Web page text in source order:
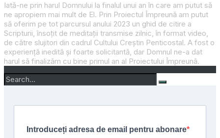
Iată-ne prin harul Domnului la finalul unui an în care am putut să
ne apropiem mai mult de El. Prin Proiectul Împreună am putut
să oferim pe tot parcursul anului 2023 un ghid de citire a
Scripturii, însoțit de meditații transmise zilnic, în format video,
de către slujitori din cadrul Cultului Creștin Penticostal. A fost o
experiență inedită și foarte solicitantă, dar Domnul ne-a dat
harul să finalizăm cu bine primul an al Proiectului Împreună.